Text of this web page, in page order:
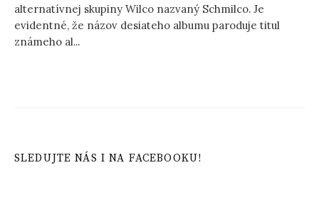
alternatívnej skupiny Wilco nazvaný Schmilco. Je
evidentné, že názov desiateho albumu paroduje titul
známeho al...
SLEDUJTE NÁS I NA FACEBOOKU!